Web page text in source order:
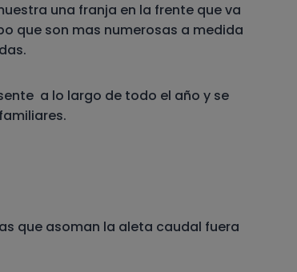
una franja en la frente que va
que son mas numerosas a medida
a lo largo de todo el año y se
que asoman la aleta caudal fuera